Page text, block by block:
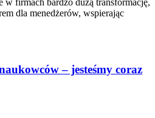
w firmach bardzo dużą transformację,
dla menedżerów, wspierając
– jesteśmy coraz